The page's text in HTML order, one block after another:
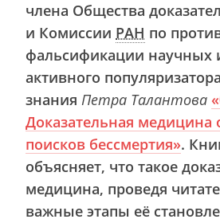
члена Общества
и Комиссии РАН по
фальсификации научных
активного
знания Петра Талантова «
Доказательная медицина
поисков бессмертия».
объясняет, что такое
медицина, проведя
важные этапы её